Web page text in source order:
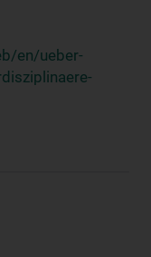
en/ueber-